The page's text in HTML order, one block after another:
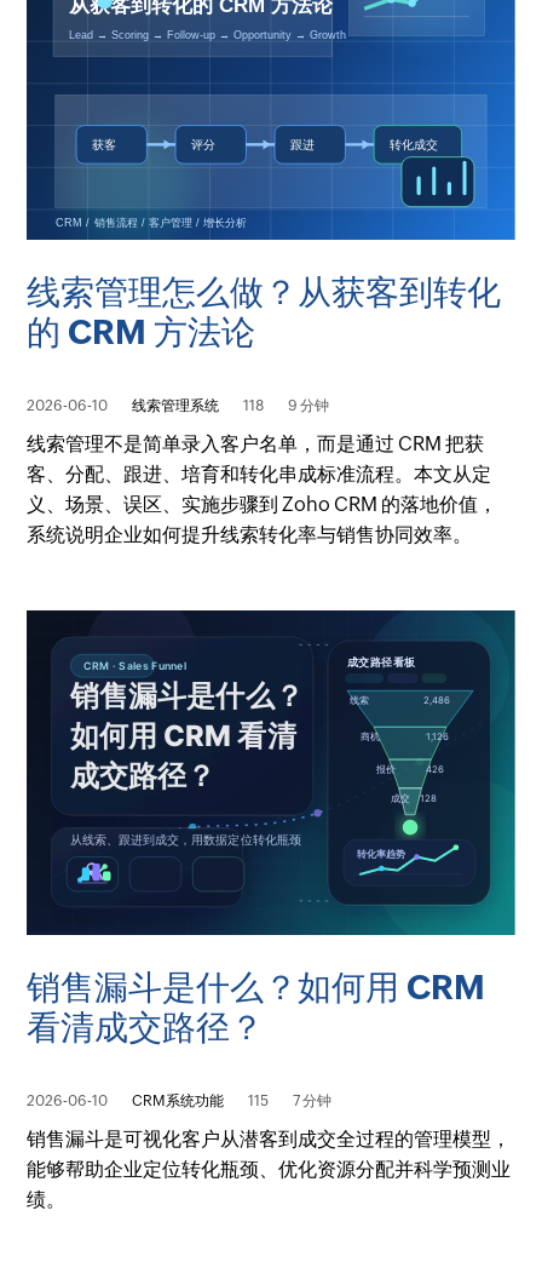
线索管理怎么做？从获客到转化
的 CRM 方法论
2026-06-10 线索管理系统 118 9 分钟
线索管理不是简单录入客户名单，而是通过 CRM 把获
客、分配、跟进、培育和转化串成标准流程。本文从定
义、场景、误区、实施步骤到 Zoho CRM 的落地价值，
系统说明企业如何提升线索转化率与销售协同效率。
销售漏斗是什么？如何用 CRM
看清成交路径？
2026-06-10 CRM系统功能 115 7 分钟
销售漏斗是可视化客户从潜客到成交全过程的管理模型，
能够帮助企业定位转化瓶颈、优化资源分配并科学预测业
绩。